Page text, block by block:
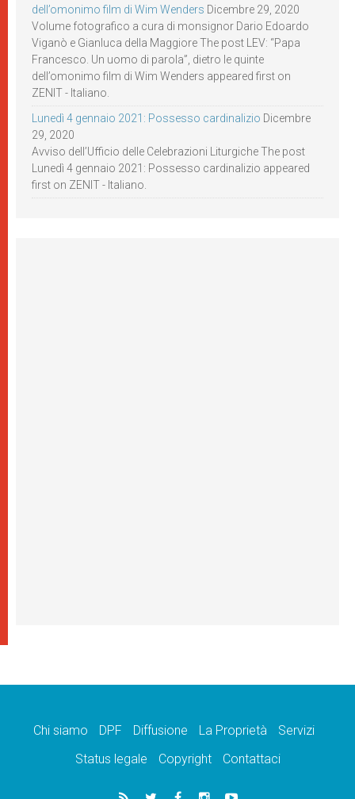
dell’omonimo film di Wim Wenders Dicembre 29, 2020
Volume fotografico a cura di monsignor Dario Edoardo
Viganò e Gianluca della Maggiore The post LEV: “Papa
Francesco. Un uomo di parola”, dietro le quinte
dell’omonimo film di Wim Wenders appeared first on
ZENIT - Italiano.
Lunedì 4 gennaio 2021: Possesso cardinalizio Dicembre
29, 2020
Avviso dell’Ufficio delle Celebrazioni Liturgiche The post
Lunedì 4 gennaio 2021: Possesso cardinalizio appeared
first on ZENIT - Italiano.
Chi siamo DPF Diffusione La Proprietà
Servizi
Status legale
Copyright Contattaci